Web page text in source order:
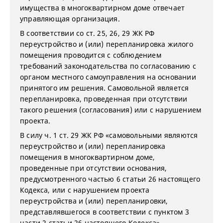
имущества в многоквартирном доме отвечает
управляющая организация.
В соответствии со ст. 25, 26, 29 ЖК РФ
переустройство и (или) перепланировка жилого
помещения проводится с соблюдением
требований законодательства по согласованию с
органом местного самоуправления на основании
принятого им решения. Самовольной является
перепланировка, проведенная при отсутствии
такого решения (согласования) или с нарушением
проекта.
В силу ч. 1 ст. 29 ЖК РФ «самовольными являются
переустройство и (или) перепланировка
помещения в многоквартирном доме,
проведенные при отсутствии основания,
предусмотренного частью 6 статьи 26 настоящего
Кодекса, или с нарушением проекта
переустройства и (или) перепланировки,
представлявшегося в соответствии с пунктом 3